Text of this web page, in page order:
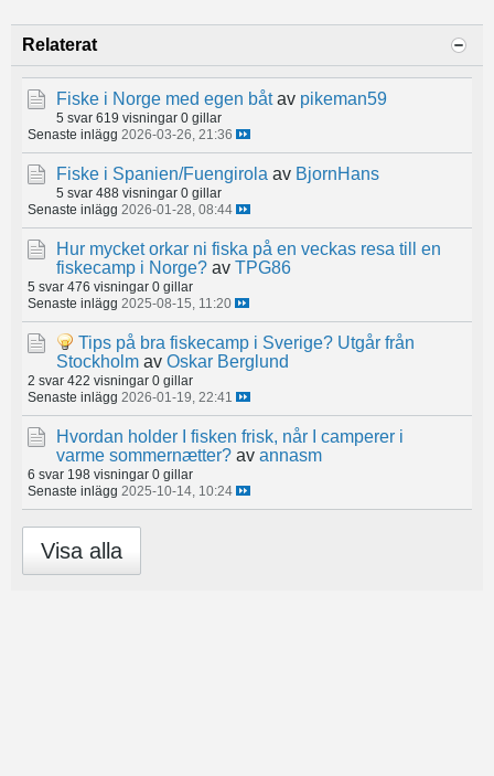
Relaterat
Fiske i Norge med egen båt av pikeman59
5 svar 619 visningar 0 gillar
Senaste inlägg 2026-03-26, 21:36
Fiske i Spanien/Fuengirola av BjornHans
5 svar 488 visningar 0 gillar
Senaste inlägg 2026-01-28, 08:44
Hur mycket orkar ni fiska på en veckas resa till en
fiskecamp i Norge? av TPG86
5 svar 476 visningar 0 gillar
Senaste inlägg 2025-08-15, 11:20
Tips på bra fiskecamp i Sverige? Utgår från
Stockholm av Oskar Berglund
2 svar 422 visningar 0 gillar
Senaste inlägg 2026-01-19, 22:41
Hvordan holder I fisken frisk, når I camperer i
varme sommernætter? av annasm
6 svar 198 visningar 0 gillar
Senaste inlägg 2025-10-14, 10:24
Visa alla